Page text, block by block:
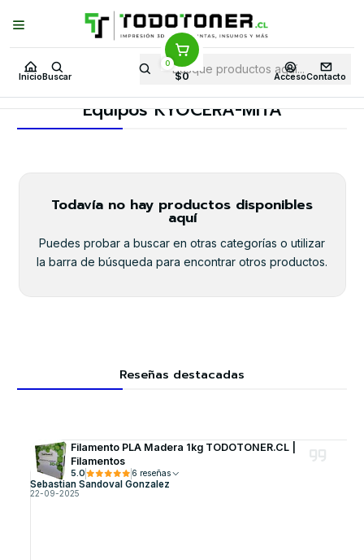
Inicio Buscar
0
$0 AccesoContacto
Puedes Elegir: Comprar enTienda· Despachoa Todo Chile · Retiro en
Tienda en24 Horas
Inicio Toner y tambor Toner Original KYOCERA-MITA
Equipos KYOCERA-MITA
Equipos KYOCERA-MITA
Todavía no hay productos disponibles
aquí
Puedes probar a buscar en otras categorías o utilizar
la barra de búsqueda para encontrar otros productos.
Reseñas destacadas
Filamento PLA Madera 1kg TODOTONER.CL |
Filamentos
5.0 6 reseñas
Sebastian Sandoval Gonzalez
22-09-2025